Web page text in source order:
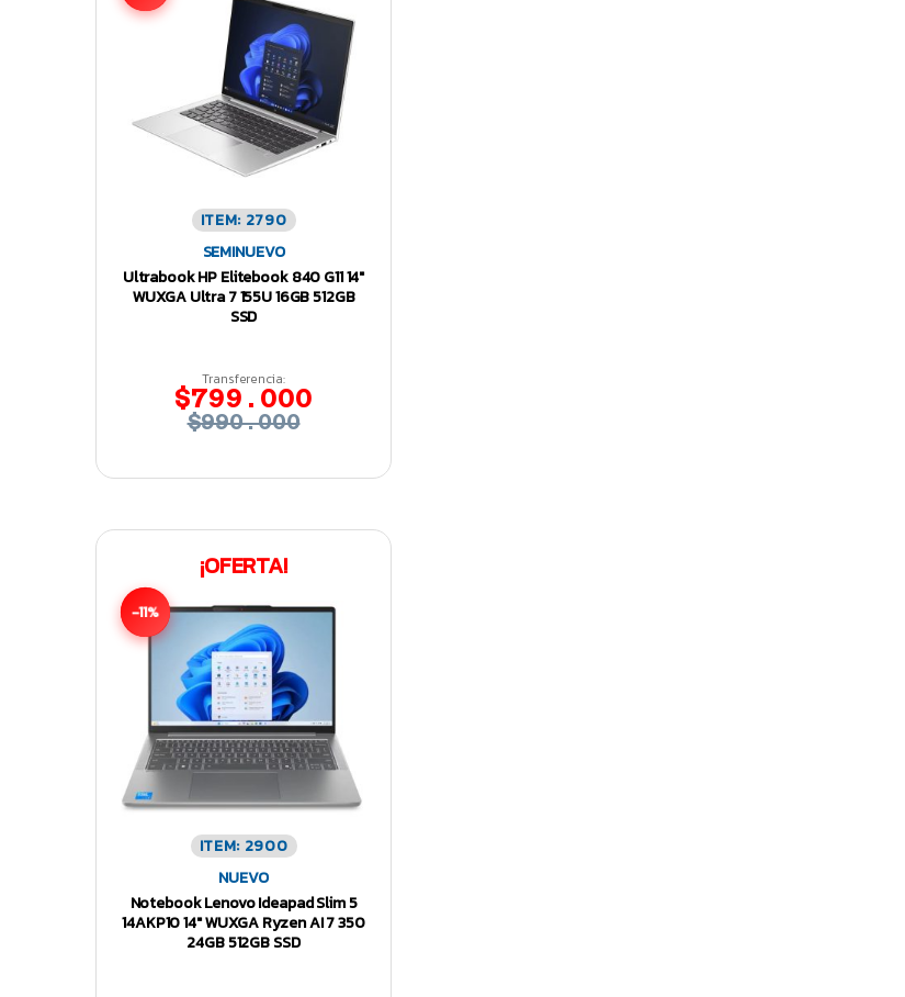
ITEM: 2790
SEMINUEVO
Ultrabook HP Elitebook 840 G11 14″
WUXGA Ultra 7 155U 16GB 512GB
SSD
Transferencia:
$799.000
$990.000
¡OFERTA!
-11%
ITEM: 2900
NUEVO
Notebook Lenovo Ideapad Slim 5
14AKP10 14″ WUXGA Ryzen AI 7 350
24GB 512GB SSD